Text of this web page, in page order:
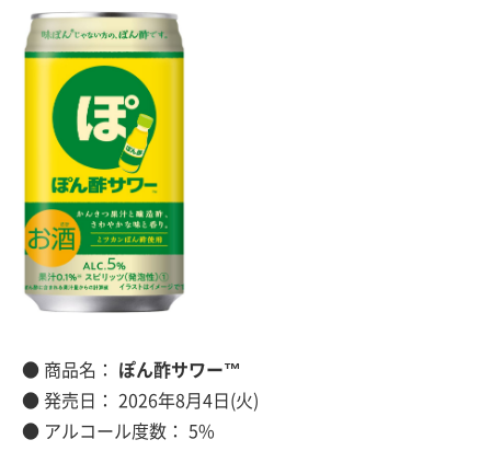
● 商品名： ぽん酢サワー™
● 発売日： 2026年8月4日(火)
● アルコール度数： 5%